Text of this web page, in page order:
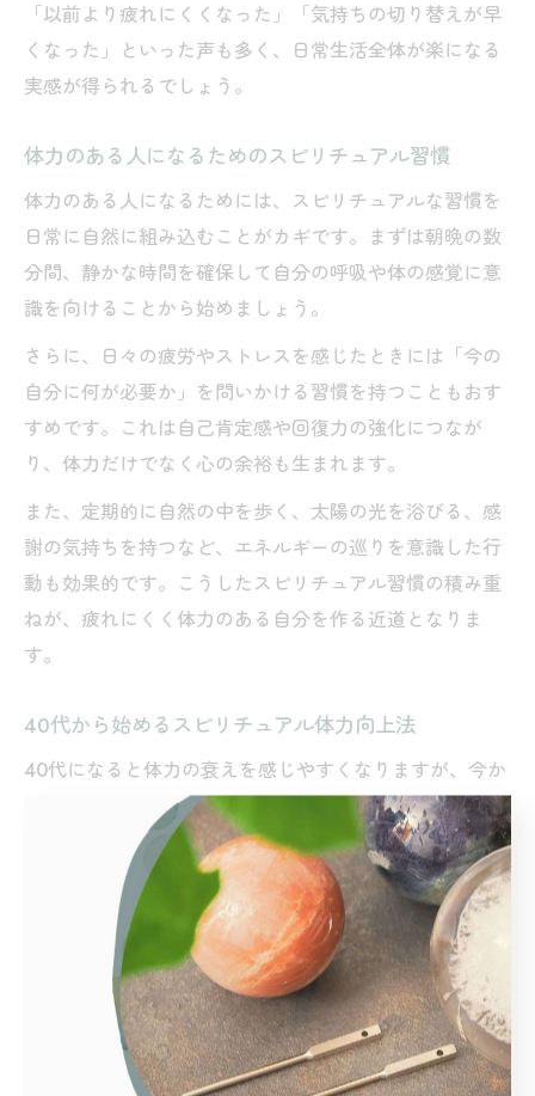
「以前より疲れにくくなった」「気持ちの切り替えが早
くなった」といった声も多く、日常生活全体が楽になる
実感が得られるでしょう。
体力のある人になるためのスピリチュアル習慣
体力のある人になるためには、スピリチュアルな習慣を
日常に自然に組み込むことがカギです。まずは朝晩の数
分間、静かな時間を確保して自分の呼吸や体の感覚に意
識を向けることから始めましょう。
さらに、日々の疲労やストレスを感じたときには「今の
自分に何が必要か」を問いかける習慣を持つこともおす
すめです。これは自己肯定感や回復力の強化につなが
り、体力だけでなく心の余裕も生まれます。
また、定期的に自然の中を歩く、太陽の光を浴びる、感
謝の気持ちを持つなど、エネルギーの巡りを意識した行
動も効果的です。こうしたスピリチュアル習慣の積み重
ねが、疲れにくく体力のある自分を作る近道となりま
す。
40代から始めるスピリチュアル体力向上法
40代になると体力の衰えを感じやすくなりますが、今か
らでもスピリチュアルな体力向上法を取り入れることで
変化を実感できます。まずは無理のない範囲で瞑想や呼
吸法を生活に組み込むことが大切です。
この年代は仕事や家庭の責任が増え、心身ともに疲れが
溜まりやすくなります。そこで、気の流れを整えるスト
レッチや、自然とふれあう時間を意識的に持つことで、
体力の底上げにつながります。
実際に「40代 体力おばけ」と呼ばれるような人は、自